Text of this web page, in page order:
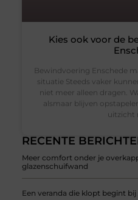
RECENTE
Meer comfort onder je
glazenschuifwand
Een veranda die klopt begint
Kies ook voor de
Bewindvoering Enschede
situatie Steeds vaker
niet meer alleen dragen.
alsmaar blijven
uitzicht